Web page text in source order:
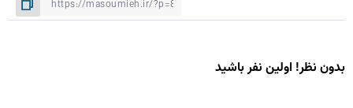
بدون نظر! اولین نفر باشید